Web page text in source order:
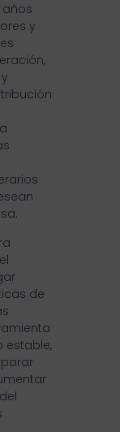
y
de
estable,